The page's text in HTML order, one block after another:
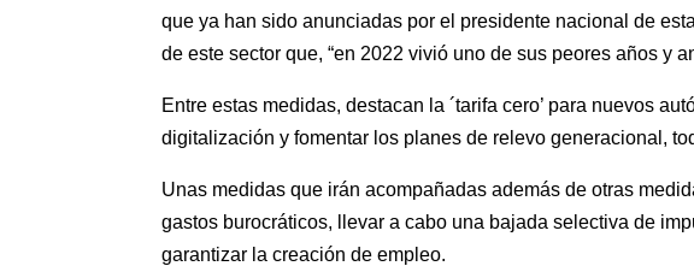
que ya han sido anunciadas por el presidente nacional de
de este sector que, “en 2022 vivió uno de sus peores años y
Entre estas medidas, destacan la ´tarifa cero’ para nuevos
digitalización y fomentar los planes de relevo generacional,
Unas medidas que irán acompañadas además de otras
gastos burocráticos, llevar a cabo una bajada selectiva de
garantizar la creación de empleo.